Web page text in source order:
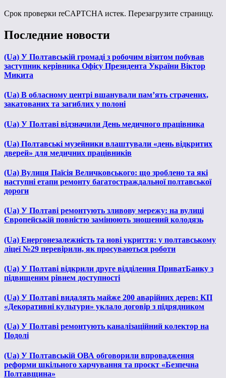
Срок проверки reCAPTCHA истек. Перезагрузите страницу.
Последние новости
(Ua) У Полтавській громаді з робочим візитом побував
заступник керівника Офісу Президента України Віктор
Микита
(Ua) В обласному центрі вшанували пам’ять страчених,
закатованих та загиблих у полоні
(Ua) У Полтаві відзначили День медичного працівника
(Ua) Полтавські музейники влаштували «день відкритих
дверей» для медичних працівників
(Ua) Вулиця Паїсія Величковського: що зроблено та які
наступні етапи ремонту багатостраждальної полтавської
дороги
(Ua) У Полтаві ремонтують зливову мережу: на вулиці
Європейській повністю замінюють зношений колодязь
(Ua) Енергонезалежність та нові укриття: у полтавському
ліцеї №29 перевірили, як просуваються роботи
(Ua) У Полтаві відкрили друге відділення ПриватБанку з
підвищеним рівнем доступності
(Ua) У Полтаві видалять майже 200 аварійних дерев: КП
«Декоративні культури» уклало договір з підрядником
(Ua) У Полтаві ремонтують каналізаційний колектор на
Подолі
(Ua) У Полтавській ОВА обговорили впровадження
реформи шкільного харчування та проєкт «Безпечна
Полтавщина»